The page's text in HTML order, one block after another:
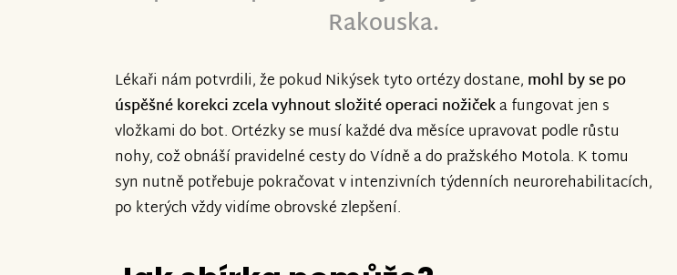
Rakouska.
Lékaři nám potvrdili, že pokud Nikýsek tyto ortézy dostane, mohl by se po
úspěšné korekci zcela vyhnout složité operaci nožičeka fungovat jen s
vložkami do bot. Ortézky se musí každé dva měsíce upravovat podle růstu
nohy, což obnáší pravidelné cesty do Vídně a do pražského Motola. K tomu
syn nutně potřebuje pokračovat v intenzivních týdenních neurorehabilitacích,
po kterých vždy vidíme obrovské zlepšení.